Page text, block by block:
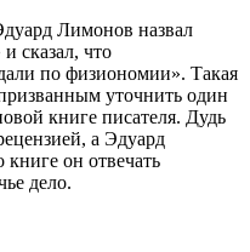
Лимонов назвал
сказал, что
по физиономии». Такая
уточнить один
книге писателя. Дудь
а Эдуард
он отвечать
дело.